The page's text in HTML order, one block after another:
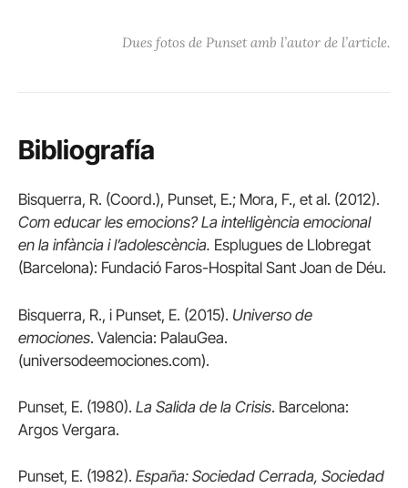
Dues fotos de Punset amb l’autor de l’article.
Bibliografía
Bisquerra, R. (Coord.), Punset, E.; Mora, F., et al. (2012).
Com educar les emocions? La intel·ligència emocional
en la infància i l’adolescència. Esplugues de Llobregat
(Barcelona): Fundació Faros-Hospital Sant Joan de Déu.
Bisquerra, R., i Punset, E. (2015). Universo de
emociones. Valencia: PalauGea.
(universodeemociones.com).
Punset, E. (1980). La Salida de la Crisis. Barcelona:
Argos Vergara.
Punset, E. (1982). España: Sociedad Cerrada, Sociedad